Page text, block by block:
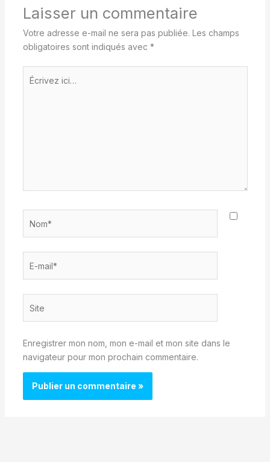
Laisser un commentaire
Votre adresse e-mail ne sera pas publiée. Les champs
obligatoires sont indiqués avec *
Écrivez
ici…
mail*
Enregistrer mon nom, mon e-mail et mon site dans le
navigateur pour mon prochain commentaire.